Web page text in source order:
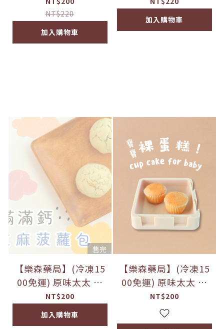
2歲以上 4份 共220G
NT$220
加入購物車
加入購物車
售完
【樂森藥局】(冷凍15
00免運) 原味太太 滿
滿鈣芝麻菠蘿包(微調
味)
NT$200
加入購物車
【樂森藥局】(冷凍15
00免運) 原味太太 寶
寶裸蛋糕(微調味)
NT$200